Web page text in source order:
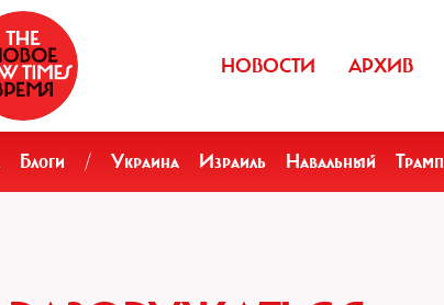
НОВОСТИ АРХИВ
Блоги / Украина Израиль Навальный Трамп